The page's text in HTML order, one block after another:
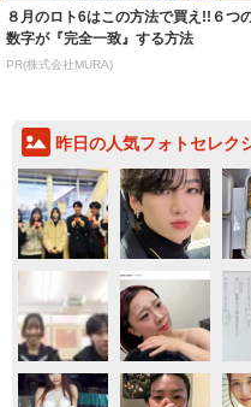
８月のロト6はこの方法で買え!!６つ
数字が『完全一致』する方法
PR(株式会社MURA)
昨日の人気フォトセレク